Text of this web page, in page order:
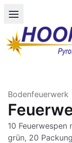
Open main menu
Bodenfeuerwerk
10
grün, 20